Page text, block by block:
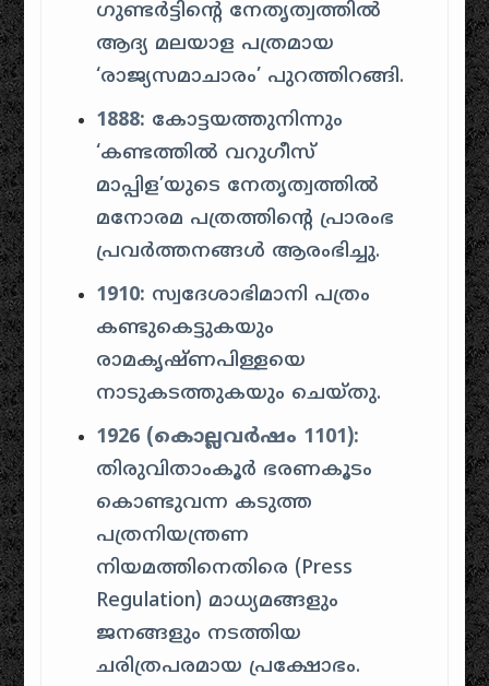
ഗുണ്ടർട്ടിന്റെ നേതൃത്വത്തിൽ
ആദ്യ മലയാള പത്രമായ
‘രാജ്യസമാചാരം’ പുറത്തിറങ്ങി.
1888: കോട്ടയത്തുനിന്നും
‘കണ്ടത്തിൽ വറുഗീസ്
മാപ്പിള’യുടെ നേതൃത്വത്തിൽ
മനോരമ പത്രത്തിന്റെ പ്രാരംഭ
പ്രവർത്തനങ്ങൾ ആരംഭിച്ചു.
1910: സ്വദേശാഭിമാനി പത്രം
കണ്ടുകെട്ടുകയും
രാമകൃഷ്ണപിള്ളയെ
നാടുകടത്തുകയും ചെയ്തു.
1926 (കൊല്ലവർഷം 1101):
തിരുവിതാംകൂർ ഭരണകൂടം
കൊണ്ടുവന്ന കടുത്ത
പത്രനിയന്ത്രണ
നിയമത്തിനെതിരെ (Press
Regulation) മാധ്യമങ്ങളും
ജനങ്ങളും നടത്തിയ
ചരിത്രപരമായ പ്രക്ഷോഭം.